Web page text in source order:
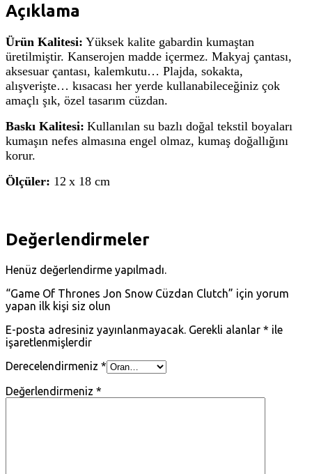
Açıklama
Ürün Kalitesi: Yüksek kalite gabardin kumaştan
üretilmiştir. Kanserojen madde içermez. Makyaj çantası,
aksesuar çantası, kalemkutu… Plajda, sokakta,
alışverişte… kısacası her yerde kullanabileceğiniz çok
amaçlı şık, özel tasarım cüzdan.
Baskı Kalitesi: Kullanılan su bazlı doğal tekstil boyaları
kumaşın nefes almasına engel olmaz, kumaş doğallığını
korur.
Ölçüler: 12 x 18 cm
Değerlendirmeler
Henüz değerlendirme yapılmadı.
“Game Of Thrones Jon Snow Cüzdan Clutch” için yorum
yapan ilk kişi siz olun
E-posta adresiniz yayınlanmayacak. Gerekli alanlar * ile
işaretlenmişlerdir
Derecelendirmeniz *
Değerlendirmeniz *